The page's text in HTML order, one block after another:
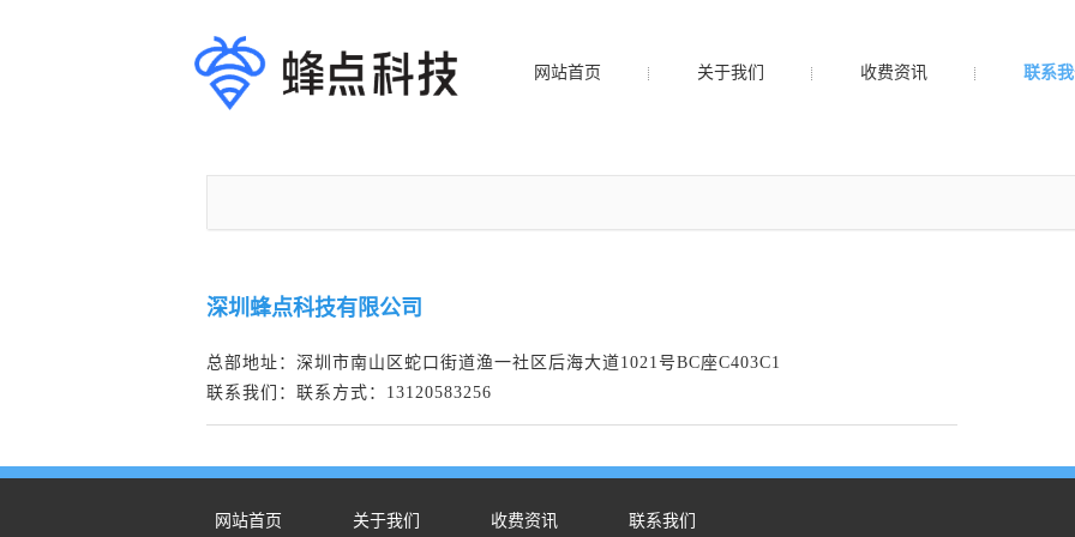
网站首页 关于我们 收费资讯 联系
深圳蜂点科技有限公司
总部地址： 深圳市南山区蛇口街道渔一社区后海大道1021号BC座C403C1
联系我们： 联系方式：13120583256
网站首页 关于我们 收费资讯 联系我们